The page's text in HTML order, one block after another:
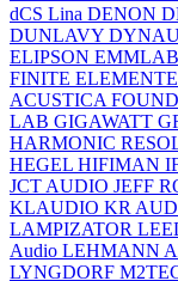
dCS Lina DENON
DUNLAVY
ELIPSON
FINITE ELEMENTE
ACUSTICA
LAB GIGAWATT
HARMONIC
HEGEL HIFIMAN
JCT AUDIO JEFF
KLAUDIO KR
LAMPIZATOR
Audio LEHMANN
LYNGDORF